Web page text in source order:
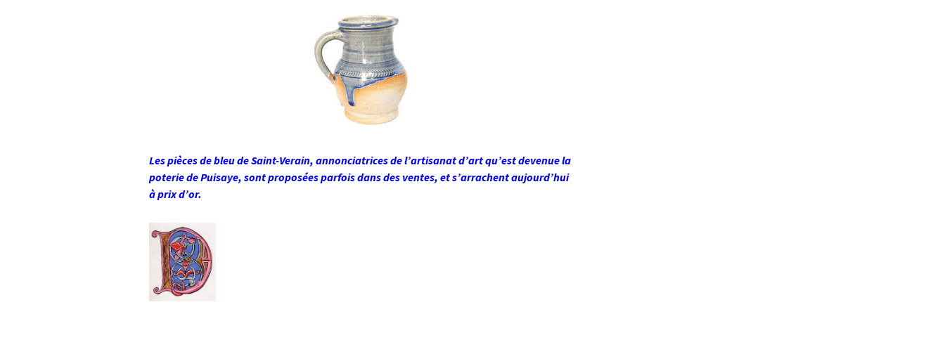
Les pièces de bleu de Saint-Verain, annonciatrices de l’artisanat d’art qu’est devenue la
poterie de Puisaye, sont proposées parfois dans des ventes, et s’arrachent aujourd’hui
à prix d’or.